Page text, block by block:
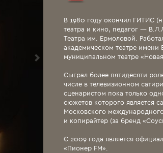
В 1980 году окончил ГИТИС
театра и кино, педагог —
Театра им. Ермоловой.
академическом театре имени
муниципальном театре
Сыграл более пятидесяти
числе в телевизионном
сценаристом пока только
сюжетов которого является
Московского
и копирайтер (за бренд
С 2009 года является
«Пионер FM».